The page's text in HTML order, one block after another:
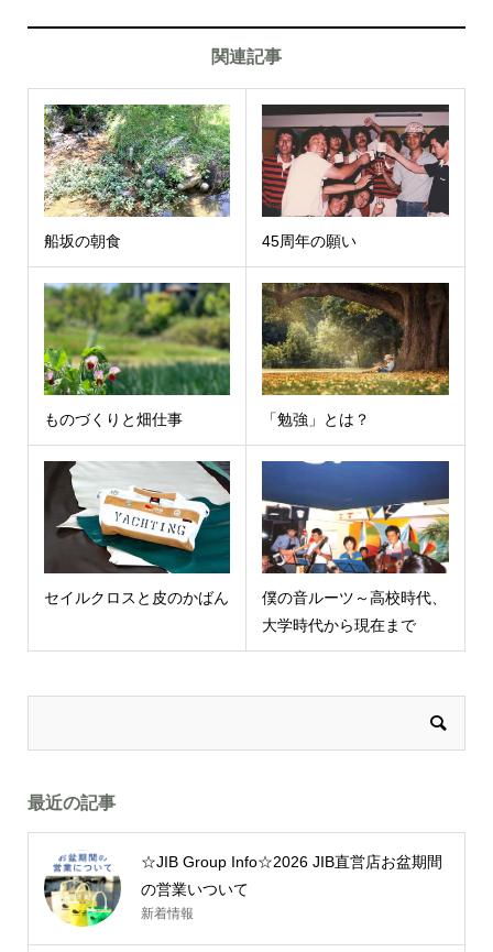
関連記事
船坂の朝食 45周年の願い
ものづくりと畑仕事 「勉強」とは？
セイルクロスと皮のかばん
僕の音ルーツ～高校時代、
大学時代から現在まで
最近の記事
☆JIB Group Info☆2026 JIB直営店お盆期間
の営業いついて
新着情報